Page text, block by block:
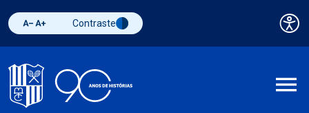
Diminuir fonte
Aumentar fonteAlternar contraste
Contraste